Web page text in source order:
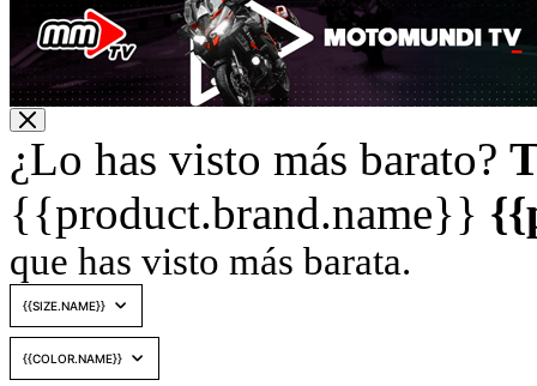
¿Lo has visto más barato?
{{product.brand.name}}
que has visto más barata.